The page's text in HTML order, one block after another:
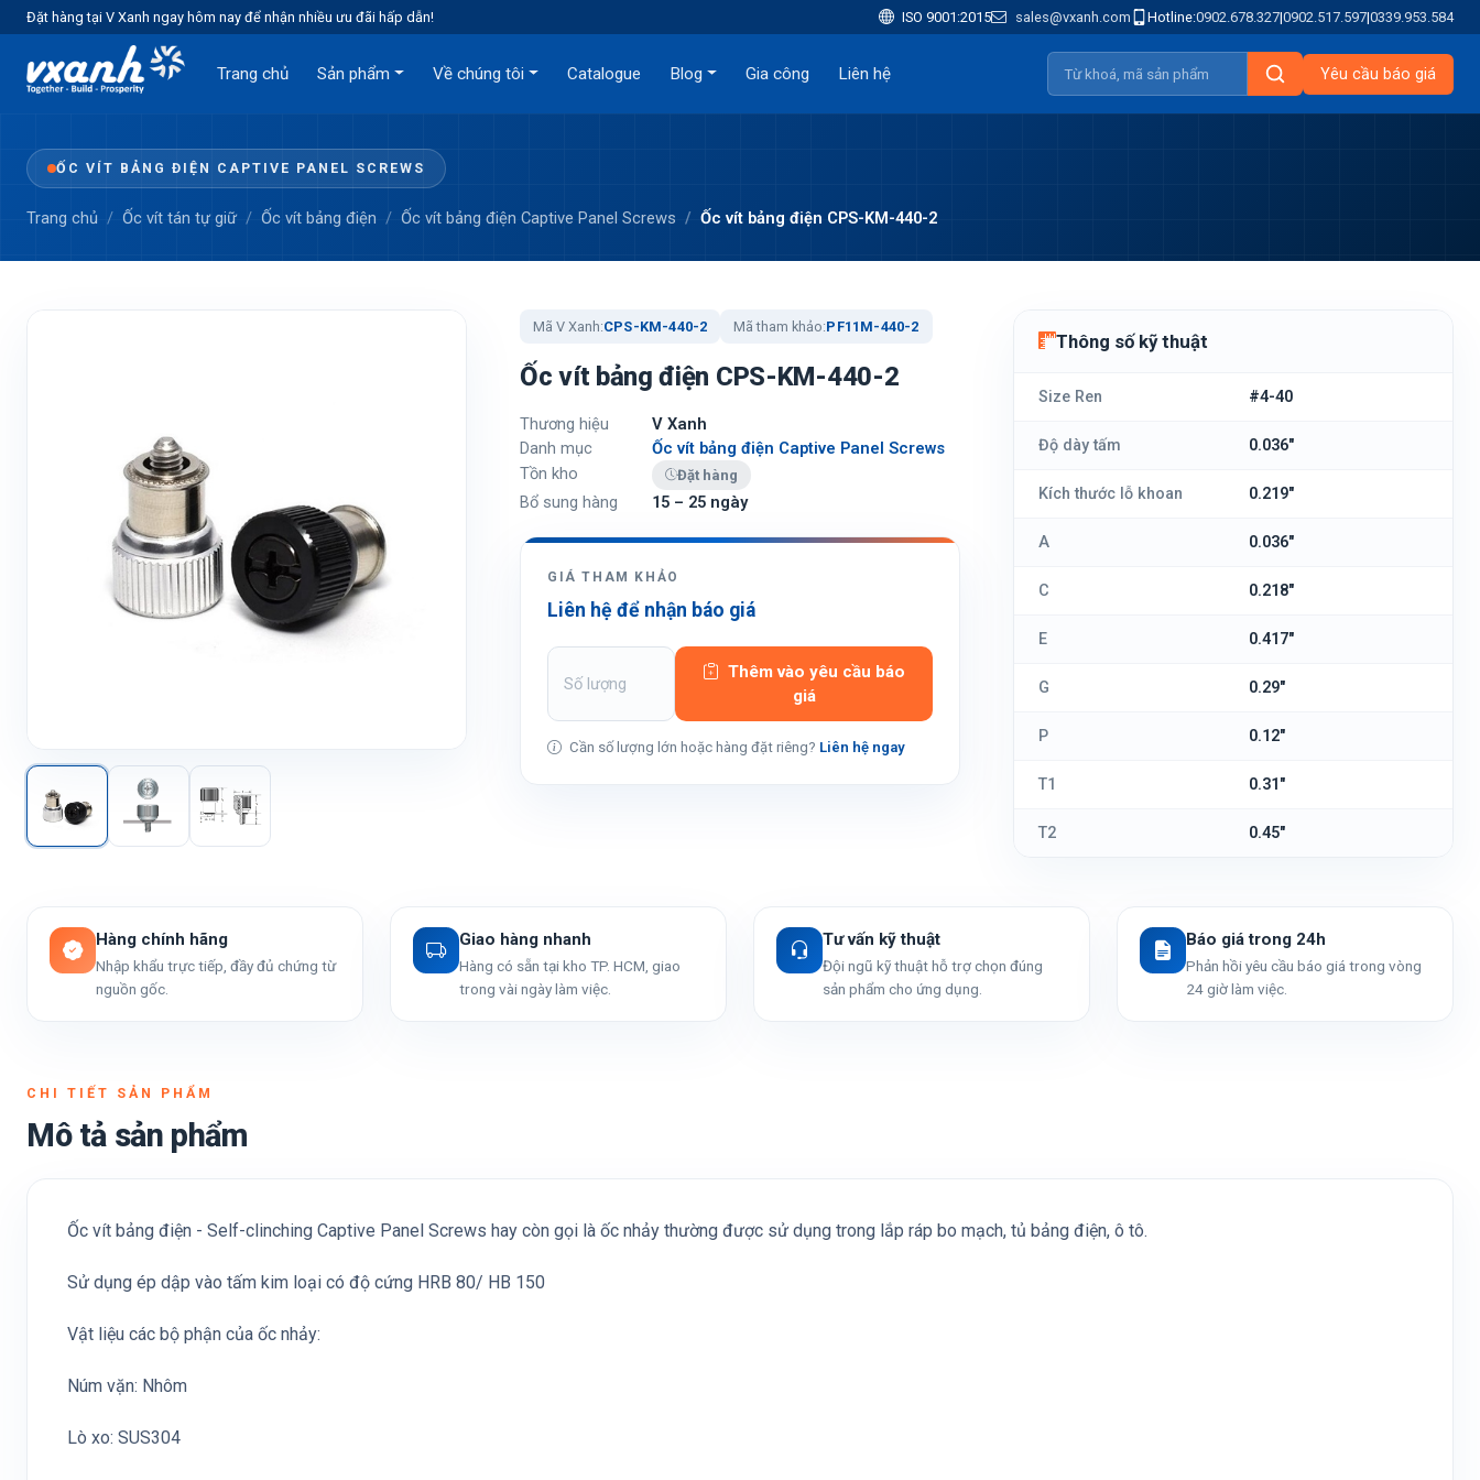
Đặt hàng tại V Xanh ngay hôm nay để nhận nhiều ưu đãi hấp dẫn! ISO 9001:2015 sales@vxanh.com Hotline:0902.678.327|0902.517.597|0339.953.584
Trang chủ Sản phẩm Về chúng tôi Catalogue Blog Gia công Liên hệ Yêu cầu báo giá
ỐC VÍT BẢNG ĐIỆN CAPTIVE PANEL SCREWS
Trang chủ Ốc vít tán tự giữ Ốc vít bảng điện Ốc vít bảng điện Captive Panel Screws Ốc vít bảng điện CPS-KM-440-2
Mã V Xanh:CPS-KM-440-2 Mã tham khảo:PF11M-440-2
Ốc vít bảng điện CPS-KM-440-2
Thương hiệu
V Xanh
Danh mục
Ốc vít bảng điện Captive Panel Screws
Tồn kho
Đặt hàng
Bổ sung hàng 15 – 25 ngày
GIÁ THAM KHẢO
Liên hệ để nhận báo giá
Thêm vào yêu cầu báo
giá
Cần số lượng lớn hoặc hàng đặt riêng? Liên hệ ngay
Thông số kỹ thuật
Size Ren #4-40
Độ dày tấm 0.036"
Kích thước lỗ khoan 0.219"
A 0.036"
C 0.218"
E 0.417"
G 0.29"
P 0.12"
T1 0.31"
T2 0.45"
Hàng chính hãng
Nhập khẩu trực tiếp, đầy đủ chứng từ
nguồn gốc.
Giao hàng nhanh
Hàng có sẵn tại kho TP. HCM, giao
trong vài ngày làm việc.
Tư vấn kỹ thuật
Đội ngũ kỹ thuật hỗ trợ chọn đúng
sản phẩm cho ứng dụng.
Báo giá trong 24h
Phản hồi yêu cầu báo giá trong vòng
24 giờ làm việc.
CHI TIẾT SẢN PHẨM
Mô tả sản phẩm
Ốc vít bảng điện - Self-clinching Captive Panel Screws hay còn gọi là ốc nhảy thường được sử dụng trong lắp ráp bo mạch, tủ bảng điện, ô tô.
Sử dụng ép dập vào tấm kim loại có độ cứng HRB 80/ HB 150
Vật liệu các bộ phận của ốc nhảy:
Núm vặn: Nhôm
Lò xo: SUS304